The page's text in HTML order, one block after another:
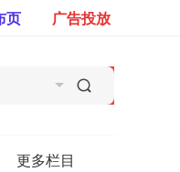
广告投放
页
更多栏目